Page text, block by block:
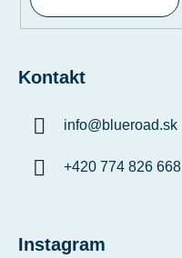
Kontakt
info@blueroad.sk
+420 774 826 668
Instagram